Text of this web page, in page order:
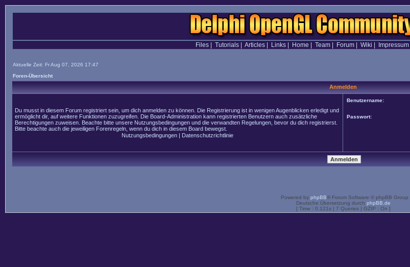
Files| Tutorials| Articles| Links| Home Team| Forum| Wiki Impressum
Aktuelle Zeit: Fr Aug 07, 2026 17:47
Foren-Übersicht
Anmelden
Du musst in diesem Forum registriert sein, um dich anmelden zu können. Die Registrierung ist in wenigen Augenblicken erledigt und
ermöglicht dir, auf weitere Funktionen zuzugreifen. Die Board-Administration kann registrierten Benutzern auch zusätzliche
Berechtigungen zuweisen. Beachte bitte unsere Nutzungsbedingungen und die verwandten Regelungen, bevor du dich registrierst.
Bitte beachte auch die jeweiligen Forenregeln, wenn du dich in diesem Board bewegst.
Nutzungsbedingungen | Datenschutzrichtlinie
Benutzername:
Passwort:
Powered by phpBB® Forum Software © phpBB Group
Deutsche Übersetzung durch phpBB.de
[ Time : 0.121s | 7 Queries | GZIP : On ]